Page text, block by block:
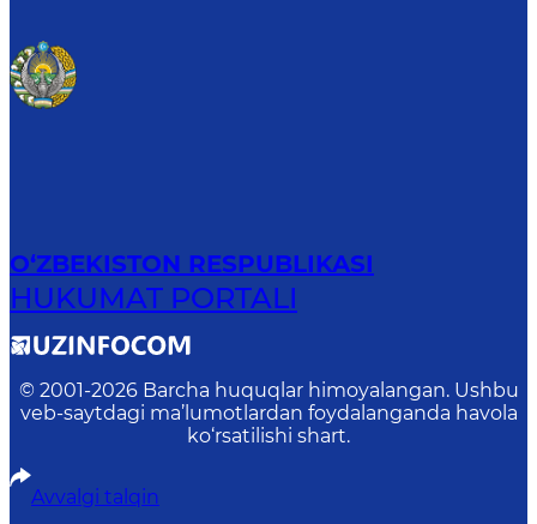
O‘ZBEKISTON RESPUBLIKASI
HUKUMAT PORTALI
© 2001-2026 Barcha huquqlar himoyalangan. Ushbu
veb-saytdagi ma’lumotlardan foydalanganda havola
ko‘rsatilishi shart.
Avvalgi talqin